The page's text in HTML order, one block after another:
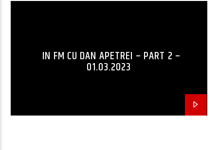
IN FM CU DAN APETREI – PART 2 –
01.03.2023